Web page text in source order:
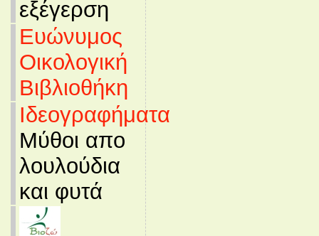
εξέγερση
Ευώνυμος
Οικολογική
Βιβλιοθήκη
Ιδεογραφήματα
Μύθοι απο
λουλούδια
και φυτά